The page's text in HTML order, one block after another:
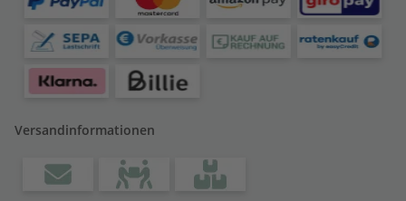
Versandinformationen